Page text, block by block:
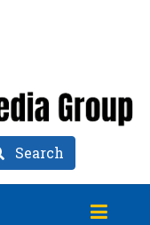
Search